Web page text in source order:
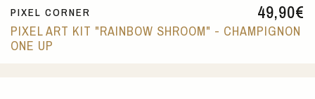
49,90€
PIXEL CORNER
PIXEL ART KIT "RAINBOW SHROOM" - CHAMPIGNON
ONE UP